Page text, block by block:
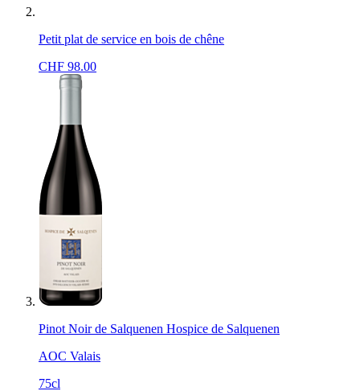
Petit plat de service en bois de chêne
CHF 98.00
Pinot Noir de Salquenen Hospice de Salquenen
AOC Valais
75cl